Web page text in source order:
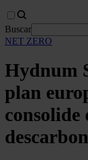
Buscar
NET ZERO
Hydnum
plan
consolide